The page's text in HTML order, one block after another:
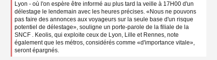
Lyon - où l'on espère être informé au plus tard la veille à 17H00 d'un
délestage le lendemain avec les heures précises. «Nous ne pouvons
pas faire des annonces aux voyageurs sur la seule base d'un risque
potentiel de délestage», souligne un porte-parole de la filiale de la
SNCF . Keolis, qui exploite ceux de Lyon, Lille et Rennes, note
également que les métros, considérés comme «d'importance vitale»,
seront épargnés.